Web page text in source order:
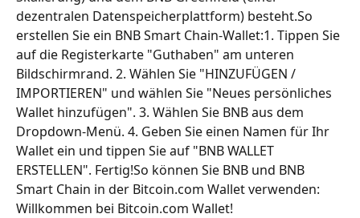
dezentralen Datenspeicherplattform) besteht.So
erstellen Sie ein BNB Smart Chain-Wallet:1. Tippen Sie
auf die Registerkarte "Guthaben" am unteren
Bildschirmrand. 2. Wählen Sie "HINZUFÜGEN /
IMPORTIEREN" und wählen Sie "Neues persönliches
Wallet hinzufügen". 3. Wählen Sie BNB aus dem
Dropdown-Menü. 4. Geben Sie einen Namen für Ihr
Wallet ein und tippen Sie auf "BNB WALLET
ERSTELLEN". Fertig!So können Sie BNB und BNB
Smart Chain in der Bitcoin.com Wallet verwenden:
Willkommen bei Bitcoin.com Wallet!